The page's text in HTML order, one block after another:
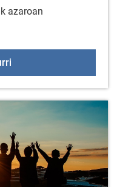
azaroan